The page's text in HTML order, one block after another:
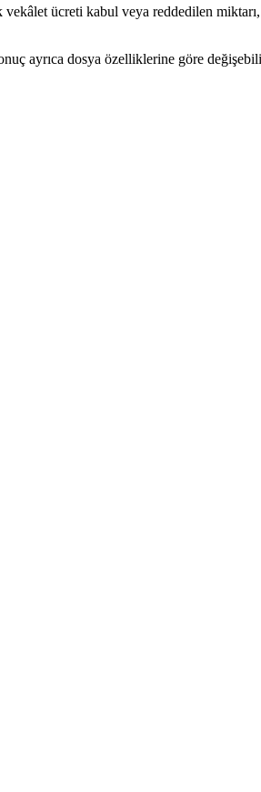
ücreti kabul veya reddedilen miktarı,
ayrıca dosya özelliklerine göre